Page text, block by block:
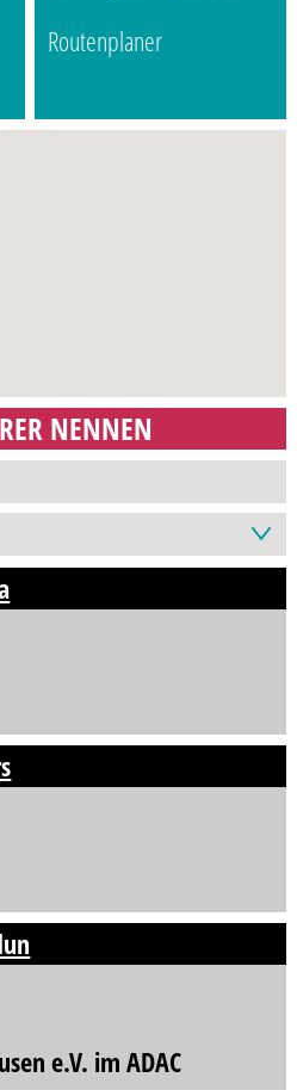
Routenplaner
NENNEN
e.V. im ADAC